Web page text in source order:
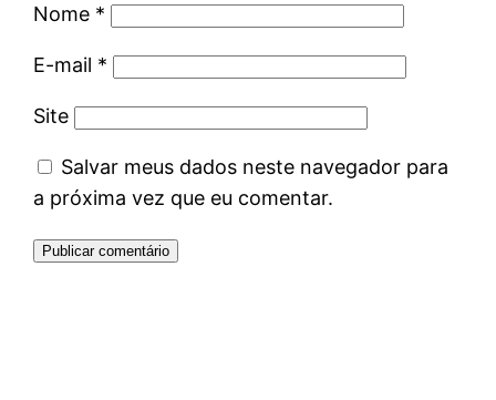
Nome *
E-mail *
Site
Salvar meus dados neste navegador para
a próxima vez que eu comentar.